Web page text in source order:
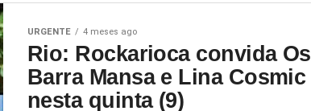
URGENTE 4 meses ago
Rio: Rockarioca convida Os
Barra Mansa e Lina Cosmic
nesta quinta (9)